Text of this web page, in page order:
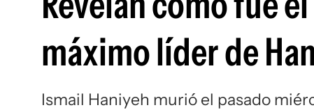
máximo líder de
Ismail Haniyeh murió el pasado